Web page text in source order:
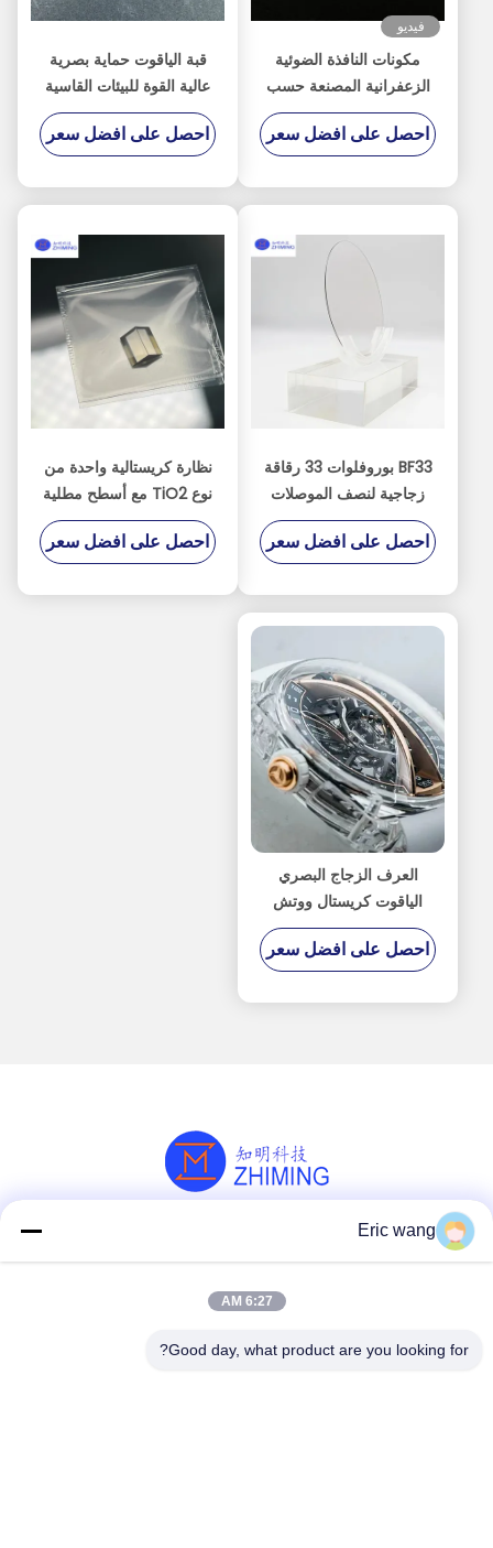
فيديو
مكونات النافذة الضوئية
الزعفرانية المصنعة حسب
الطلب
احصل على افضل سعر
قبة الياقوت حماية بصرية
عالية القوة للبيئات القاسية
احصل على افضل سعر
BF33 بوروفلوات 33 رقاقة
زجاجية لنصف الموصلات
MEMS البصرية
احصل على افضل سعر
نظارة كريستالية واحدة من
نوع TiO2 مع أسطح مطلية
من ثلاثة جوانب
و<001>/<110> توجيه
احصل على افضل سعر
العرف الزجاج البصري
الياقوت كريستال ووتش
حالة الحافة أجزاء C-
المحور
احصل على افضل سعر
اتصل سريعًا
Eric wang
6:27 AM
Good day, what product are you looking for?